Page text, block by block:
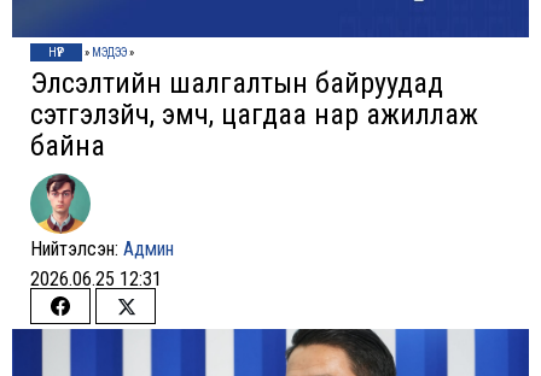
НҮҮР » МЭДЭЭ»
Элсэлтийн шалгалтын байруудад
сэтгэлзүйч, эмч, цагдаа нар ажиллаж
байна
Нийтэлсэн: Админ
2026.06.25 12:31
Share
Share